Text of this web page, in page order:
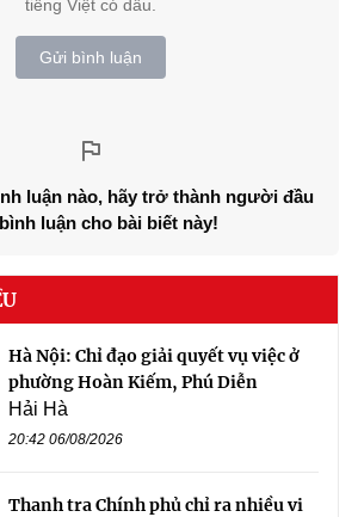
tiếng Việt có dấu.
Gửi bình luận
luận nào, hãy trở thành người đầu
luận cho bài biết này!
Hà Nội: Chỉ đạo giải quyết vụ việc ở
phường Hoàn Kiếm, Phú Diễn
Hải Hà
20:42 06/08/2026
Thanh tra Chính phủ chỉ ra nhiều vi